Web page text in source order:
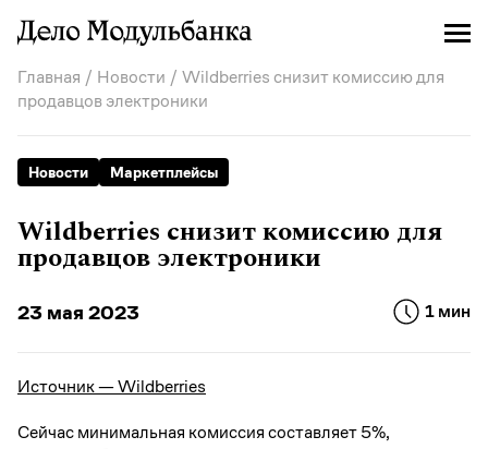
Главная / Новости / Wildberries снизит комиссию для
продавцов электроники
Новости Маркетплейсы
Wildberries снизит комиссию для
продавцов электроники
23 мая 2023 1 мин
Источник — Wildberries
Сейчас минимальная комиссия составляет 5%,